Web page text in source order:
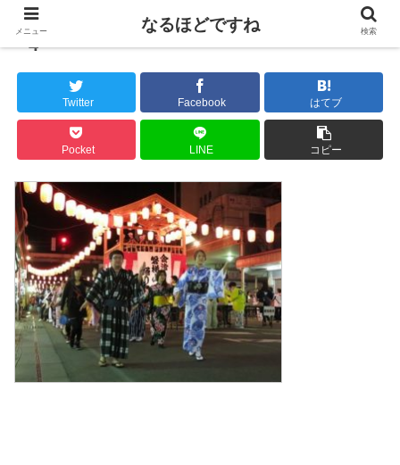
4
Twitter Facebook はてブ
Pocket LINE コピー
メニュー なるほどですね 検索